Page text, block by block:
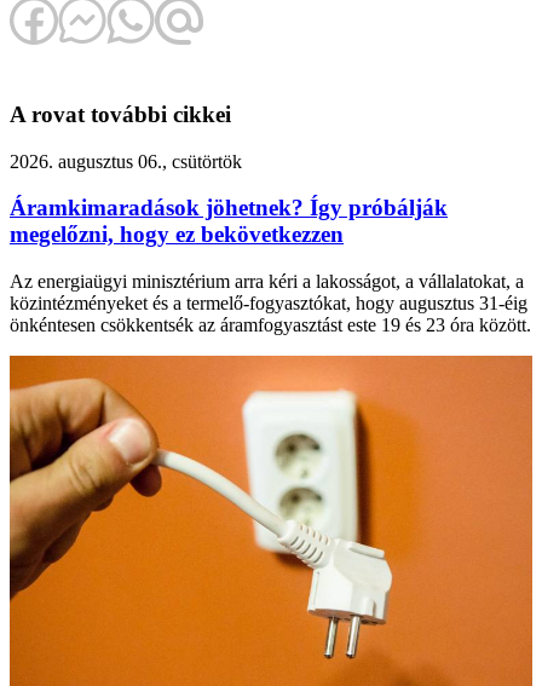
A rovat további cikkei
2026. augusztus 06., csütörtök
Áramkimaradások jöhetnek? Így próbálják
megelőzni, hogy ez bekövetkezzen
Az energiaügyi minisztérium arra kéri a lakosságot, a vállalatokat, a
közintézményeket és a termelő-fogyasztókat, hogy augusztus 31-éig
önkéntesen csökkentsék az áramfogyasztást este 19 és 23 óra között.